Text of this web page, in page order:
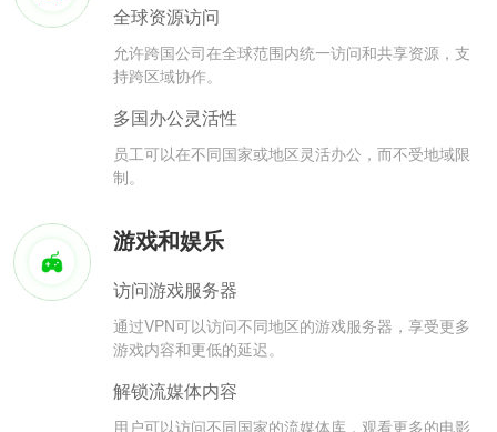
全球资源访问
允许跨国公司在全球范围内统一访问和共享资源，支
持跨区域协作。
多国办公灵活性
员工可以在不同国家或地区灵活办公，而不受地域限
制。
游戏和娱乐
访问游戏服务器
通过VPN可以访问不同地区的游戏服务器，享受更多
游戏内容和更低的延迟。
解锁流媒体内容
用户可以访问不同国家的流媒体库，观看更多的电影